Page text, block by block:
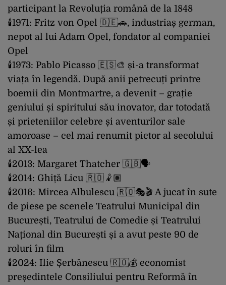
participant la Revoluția română de la 1848
🕯1971: Fritz von Opel 🇩🇪🚗, industriaș german,
nepot al lui Adam Opel, fondator al companiei
Opel
🕯1973: Pablo Picasso 🇪🇸🎨 și-a transformat
viața în legendă. După anii petrecuți printre
boemii din Montmartre, a devenit – grație
geniului și spiritului său inovator, dar totodată
și prieteniilor celebre și aventurilor sale
amoroase – cel mai renumit pictor al secolului
al XX-lea
🕯2013: Margaret Thatcher 🇬🇧🗣
🕯2014: Ghiță Licu 🇷🇴🤾🏽
🕯2016: Mircea Albulescu 🇷🇴🎭🎬 A jucat în sute
de piese pe scenele Teatrului Municipal din
București, Teatrului de Comedie și Teatrului
Național din București și a avut peste 90 de
roluri în film
🕯2024: Ilie Șerbănescu 🇷🇴💰 economist
președintele Consiliului pentru Reformă în